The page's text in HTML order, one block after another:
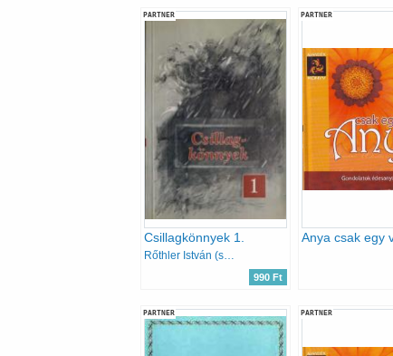
PARTNER
Csillagkönnyek 1.
990 Ft
PARTNER
PARTNER PARTNER